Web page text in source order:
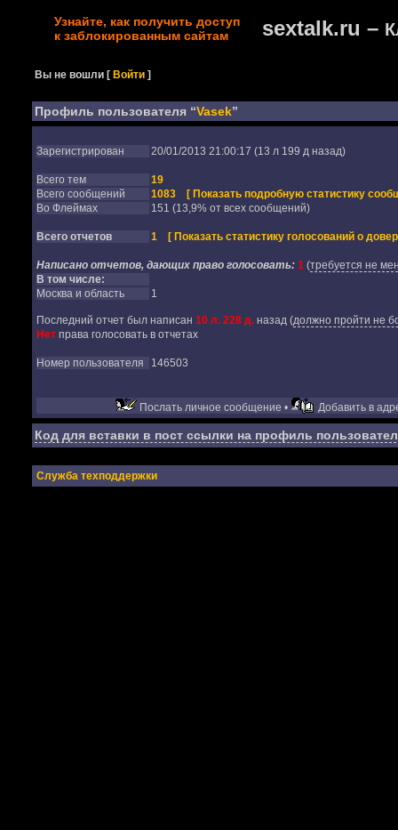
Узнайте, как получить доступ
к заблокированным сайтам
sextalk.ru –
Вы не вошли [Войти ]
Профиль пользователя “Vasek”
Зарегистрирован 20/01/2013 21:00:17 (13 л 199 д назад)
Всего тем
19
Всего сообщений
1083
[ Показать подробную статистику
Во Флеймах
151 (13,9% от всех сообщений)
Всего отчетов 1 [ Показать статистику голосований о
Написано отчетов, дающих право голосовать: 1(требуется не
В том числе:
Москва и область
1
Последний отчет был написан 10 л. 228 д.назад(должно пройти не
Нетправа голосовать в отчетах
Номер пользователя 146503
Послать личное сообщение • Добавить в
Код для вставки в пост ссылки на профиль
Служба техподдержки